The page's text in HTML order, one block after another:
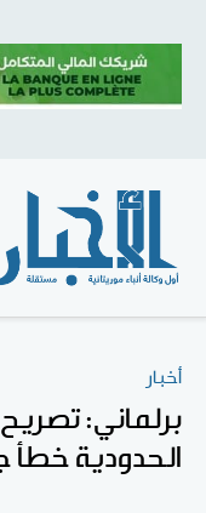
أخبار
برلماني:
الحدودية